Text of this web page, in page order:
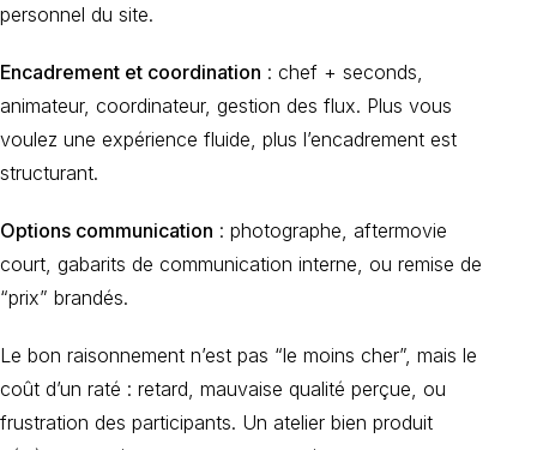
personnel du site.
Encadrement et coordination : chef + seconds,
animateur, coordinateur, gestion des flux. Plus vous
voulez une expérience fluide, plus l’encadrement est
structurant.
Options communication : photographe, aftermovie
court, gabarits de communication interne, ou remise de
“prix” brandés.
Le bon raisonnement n’est pas “le moins cher”, mais le
coût d’un raté : retard, mauvaise qualité perçue, ou
frustration des participants. Un atelier bien produit